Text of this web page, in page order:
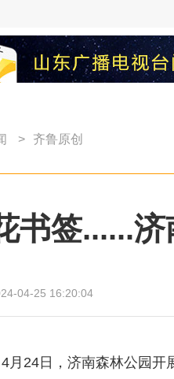
> 齐鲁原创
书签......
04-25 16:20:04
月24日，济南森林公园开